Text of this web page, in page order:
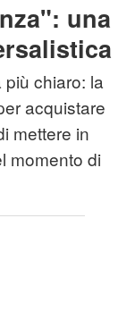
una
chiaro: la
acquistare
mettere in
momento di